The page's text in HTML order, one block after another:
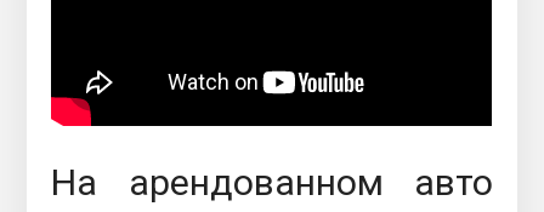
На арендованном авто